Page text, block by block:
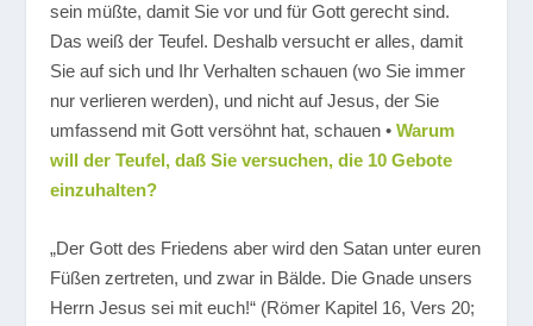
sein müßte, damit Sie vor und für Gott gerecht sind.
Das weiß der Teufel. Deshalb versucht er alles, damit
Sie auf sich und Ihr Verhalten schauen (wo Sie immer
nur verlieren werden), und nicht auf Jesus, der Sie
umfassend mit Gott versöhnt hat, schauen •Warum
will der Teufel, daß Sie versuchen, die 10 Gebote
einzuhalten?
„Der Gott des Friedens aber wird den Satan unter euren
Füßen zertreten, und zwar in Bälde. Die Gnade unsers
Herrn Jesus sei mit euch!“ (Römer Kapitel 16, Vers 20;